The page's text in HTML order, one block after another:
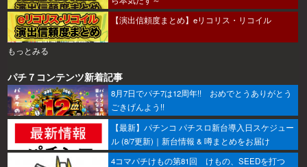
【演出信頼度まとめ】eリコリス・リコイル
もっとみる
パチ７コンテンツ新着記事
8月7日でパチ7は12周年!! おめでとうありがとう
ごきげんよう!!
【最新】パチンコ パチスロ新台導入日スケジュー
ル (8/7更新)｜新台情報 & 噂まとめをお届け
4コマパチけもの第81回 けもの、SEEDを打つ